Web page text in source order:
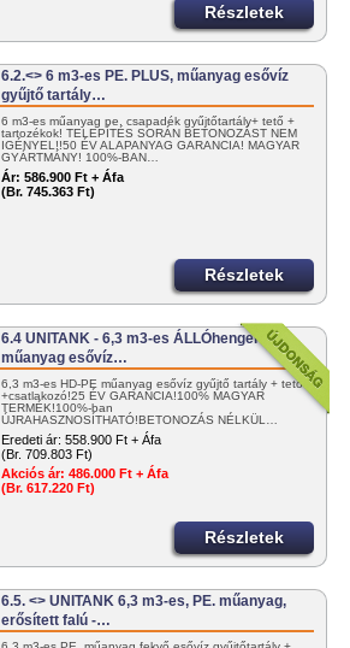
Részletek
6.2.<> 6 m3-es PE. PLUS, műanyag esővíz
gyűjtő tartály…
6 m3-es műanyag pe. csapadék gyűjtőtartály+ tető +
tartozékok! TELEPÍTÉS SORÁN BETONOZÁST NEM
IGÉNYEL!!50 ÉV ALAPANYAG GARANCIA! MAGYAR
GYÁRTMÁNY! 100%-BAN…
Ár: 586.900 Ft + Áfa
(Br. 745.363 Ft)
Részletek
6.4 UNITANK - 6,3 m3-es ÁLLÓhengeres
műanyag esővíz…
6,3 m3-es HD-PE műanyag esővíz gyűjtő tartály + tető
+csatlakozó!25 ÉV GARANCIA!100% MAGYAR
TERMÉK!100%-ban
ÚJRAHASZNOSÍTHATÓ!BETONOZÁS NÉLKÜL…
Eredeti ár: 558.900 Ft + Áfa
(Br. 709.803 Ft)
Akciós ár: 486.000 Ft + Áfa
(Br. 617.220 Ft)
Részletek
6.5. <> UNITANK 6,3 m3-es, PE. műanyag,
erősített falú -…